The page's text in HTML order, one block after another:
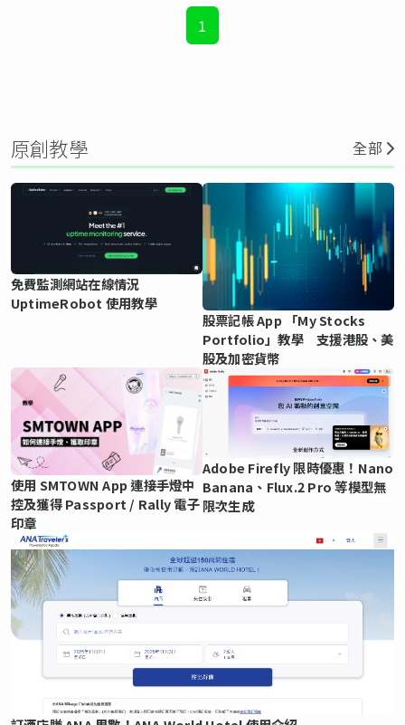
1
原創教學 全部
免費監測網站在線情況
UptimeRobot 使用教學
股票記帳 App 「My Stocks
Portfolio」教學 支援港股、美
股及加密貨幣
使用 SMTOWN App 連接手燈中
控及獲得 Passport / Rally 電子
印章
Adobe Firefly 限時優惠！Nano
Banana、Flux.2 Pro 等模型無
限次生成